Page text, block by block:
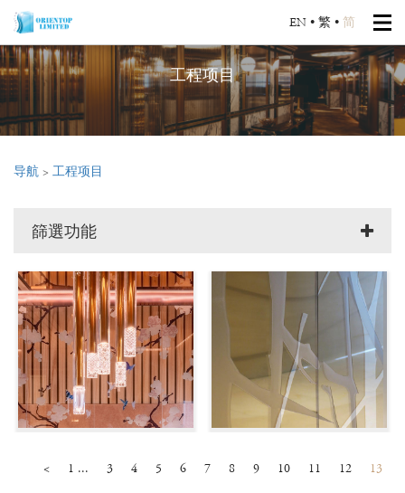
EN • 繁 • 简
工程项目
导航 > 工程项目
篩選功能
< 1 ... 3 4 5 6 7 8 9 10 11 12 13